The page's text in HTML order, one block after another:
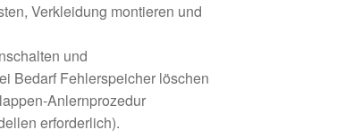
Verkleidung montieren und
und
Bedarf Fehlerspeicher löschen
Anlernprozedur
erforderlich).